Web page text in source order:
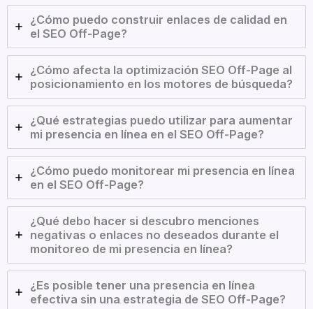
¿Cómo puedo construir enlaces de calidad en
el SEO Off-Page?
¿Cómo afecta la optimización SEO Off-Page al
posicionamiento en los motores de búsqueda?
¿Qué estrategias puedo utilizar para aumentar
mi presencia en línea en el SEO Off-Page?
¿Cómo puedo monitorear mi presencia en línea
en el SEO Off-Page?
¿Qué debo hacer si descubro menciones
negativas o enlaces no deseados durante el
monitoreo de mi presencia en línea?
¿Es posible tener una presencia en línea
efectiva sin una estrategia de SEO Off-Page?